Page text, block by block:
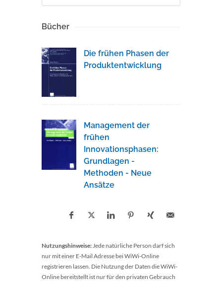
Bücher
Die frühen Phasen der
Produktentwicklung
Management der
frühen
Innovationsphasen:
Grundlagen -
Methoden - Neue
Ansätze
Nutzungshinweise:Jede natürliche Person darf sich
nur mit einer E-Mail Adresse bei WiWi-Online
registrieren lassen. Die Nutzung der Daten die WiWi-
Online bereitstellt ist nur für den privaten Gebrauch